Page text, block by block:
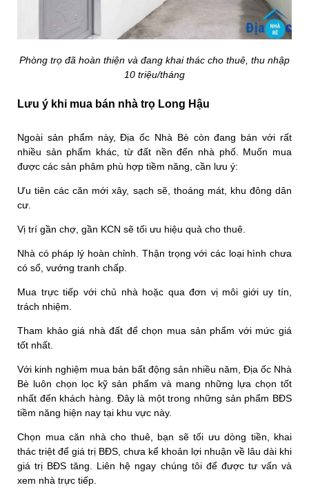
Phòng trọ đã hoàn thiện và đang khai thác cho thuê, thu nhập
10 triệu/tháng
Lưu ý khi mua bán nhà trọ Long Hậu
Ngoài sản phẩm này, Địa ốc Nhà Bè còn đang bán với rất
nhiều sản phẩm khác, từ đất nền đến nhà phố. Muốn mua
được các sản phâm phù hợp tiềm năng, cần lưu ý:
Ưu tiên các căn mới xây, sạch sẽ, thoáng mát, khu đông dân
cư.
Vị trí gần chợ, gần KCN sẽ tối ưu hiệu quả cho thuê.
Nhà có pháp lý hoàn chỉnh. Thận trọng với các loại hình chưa
có sổ, vướng tranh chấp.
Mua trực tiếp với chủ nhà hoặc qua đơn vị môi giới uy tín,
trách nhiệm.
Tham khảo giá nhà đất để chọn mua sản phẩm với mức giá
tốt nhất.
Với kinh nghiệm mua bán bất động sản nhiều năm, Địa ốc Nhà
Bè luôn chọn lọc kỹ sản phẩm và mang những lựa chọn tốt
nhất đến khách hàng. Đây là một trong những sản phẩm BĐS
tiềm năng hiện nay tại khu vực này.
Chọn mua căn nhà cho thuê, bạn sẽ tối ưu dòng tiền, khai
thác triệt để giá trị BĐS, chưa kể khoản lợi nhuận về lâu dài khi
giá trị BĐS tăng. Liên hệ ngay chúng tôi để được tư vấn và
xem nhà trực tiếp.